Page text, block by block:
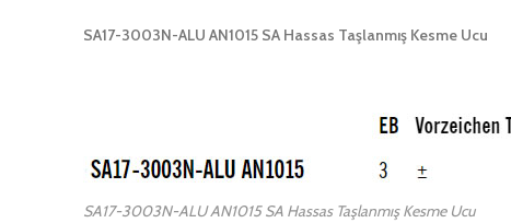
SA17-3003N-ALU AN1015 SA Hassas Taşlanmış Kesme Ucu
SA17-3003N-ALU AN1015 SA Hassas Taşlanmış Kesme Ucu